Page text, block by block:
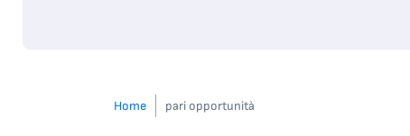
Home pari opportunità